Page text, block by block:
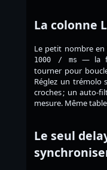
La colonne
Le petit nombre en
1000 / ms
— la
tourner pour
Réglez un trémolo
croches ; un auto-
mesure. Même
Le seul